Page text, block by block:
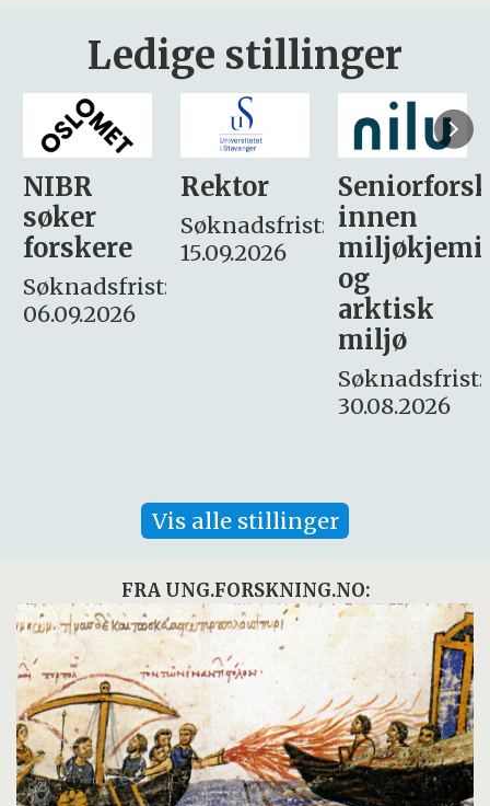
Ledige stillinger
Rektor
Søknadsfrist:
15.09.2026
Seniorforsker
innen
miljøkjemi
søker
– fast
Søknadsfrist:
16. august.
Vis alle stillinger
FRA UNG.FORSKNING.NO: